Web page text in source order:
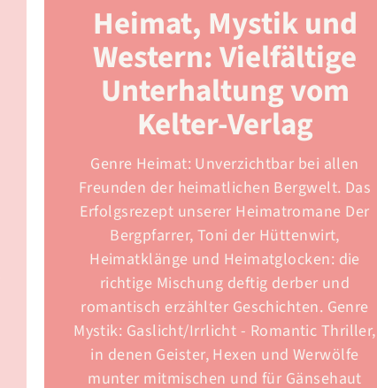
Heimat, Mystik und
Western: Vielfältige
Unterhaltung vom
Kelter-Verlag
Genre Heimat: Unverzichtbar bei allen
Freunden der heimatlichen Bergwelt. Das
Erfolgsrezept unserer Heimatromane Der
Bergpfarrer, Toni der Hüttenwirt,
Heimatklänge und Heimatglocken: die
richtige Mischung deftig derber und
romantisch erzählter Geschichten. Genre
Mystik: Gaslicht/Irrlicht - Romantic Thriller,
in denen Geister, Hexen und Werwölfe
munter mitmischen und für Gänsehaut